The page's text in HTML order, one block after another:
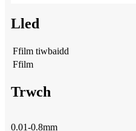
Lled
Ffilm tiwbaidd
Ffilm
Trwch
0.01-0.8mm